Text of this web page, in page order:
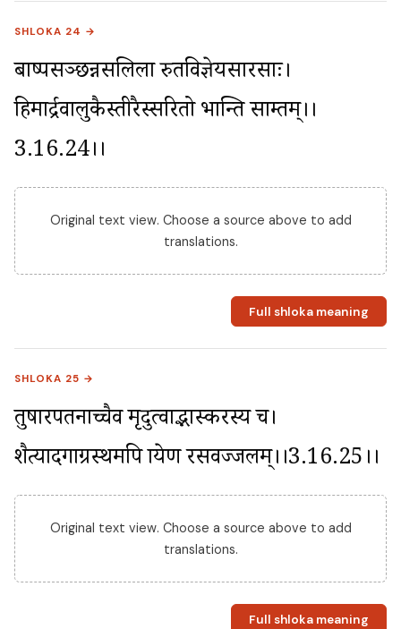
SHLOKA 24 →
बाष्पसञ्छन्नसलिला रुतविज्ञेयसारसाः।
हिमार्द्रवालुकैस्तीरैस्सरितो भान्ति साम्प्रतम्।।
3.16.24।।
Original text view. Choose a source above to add
translations.
Full shloka meaning
SHLOKA 25 →
तुषारपतनाच्चैव मृदुत्वाद्भास्करस्य च।
शैत्यादगाग्रस्थमपि प्रायेण रसवज्जलम्।।3.16.25।।
Original text view. Choose a source above to add
translations.
Full shloka meaning